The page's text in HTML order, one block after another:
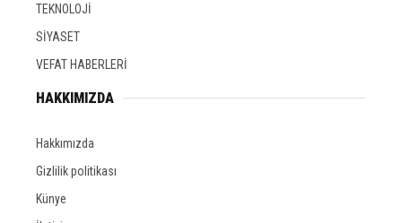
TEKNOLOJİ
SİYASET
VEFAT HABERLERİ
HAKKIMIZDA
Hakkımızda
Gizlilik politikası
Künye